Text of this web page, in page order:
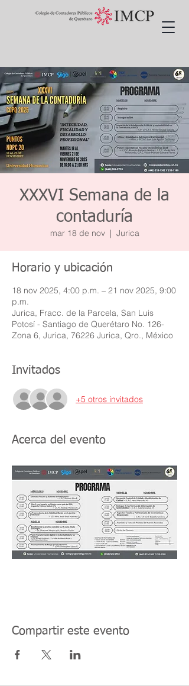
XXXVI Semana de la
contaduría
mar 18 de nov
  |
Jurica
Horario y ubicación
18 nov 2025, 4:00 p.m. – 21 nov 2025, 9:00
p.m.
Jurica, Fracc. de la Parcela, San Luis
Potosí - Santiago de Querétaro No. 126-
Zona 6, Jurica, 76226 Jurica, Qro., México
Invitados
+5 otros invitados
Acerca del evento
Compartir este evento